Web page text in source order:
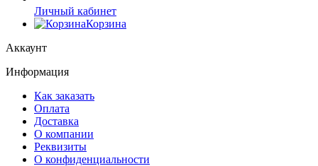
Личный кабинет
Корзина
Аккаунт
Информация
Как заказать
Оплата
Доставка
О компании
Реквизиты
О конфиденциальности